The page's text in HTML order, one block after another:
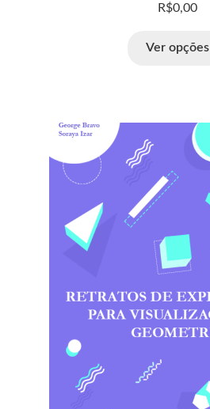
R$0,00
Ver opções